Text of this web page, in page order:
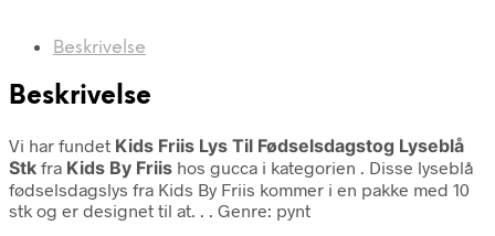
Beskrivelse
Beskrivelse
Vi har fundet Kids Friis Lys Til Fødselsdagstog Lyseblå
Stk fra Kids By Friis hos gucca i kategorien . Disse lyseblå
fødselsdagslys fra Kids By Friis kommer i en pakke med 10
stk og er designet til at. . . Genre: pynt